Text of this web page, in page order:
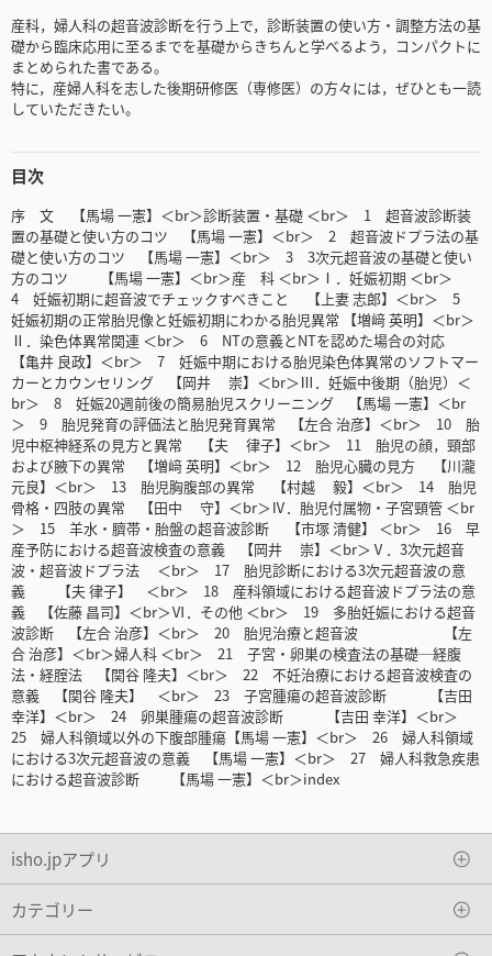
産科，婦人科の超音波診断を行う上で，診断装置の使い方・調整方法の基
礎から臨床応用に至るまでを基礎からきちんと学べるよう，コンパクトに
まとめられた書である。
特に，産婦人科を志した後期研修医（専修医）の方々には，ぜひとも一読
していただきたい。
目次
序 文 【馬場 一憲】＜br＞診断装置・基礎 ＜br＞ 1 超音波診断装
置の基礎と使い方のコツ 【馬場 一憲】＜br＞ 2 超音波ドプラ法の基
礎と使い方のコツ 【馬場 一憲】＜br＞ 3 3次元超音波の基礎と使い
方のコツ 【馬場 一憲】＜br＞産 科 ＜br＞Ⅰ．妊娠初期 ＜br＞
4 妊娠初期に超音波でチェックすべきこと 【上妻 志郎】＜br＞ 5
妊娠初期の正常胎児像と妊娠初期にわかる胎児異常 【増﨑 英明】＜br＞
Ⅱ．染色体異常関連 ＜br＞ 6 NTの意義とNTを認めた場合の対応
【亀井 良政】＜br＞ 7 妊娠中期における胎児染色体異常のソフトマー
カーとカウンセリング 【岡井 崇】＜br＞Ⅲ．妊娠中後期（胎児）＜
br＞ 8 妊娠20週前後の簡易胎児スクリーニング 【馬場 一憲】＜br
＞ 9 胎児発育の評価法と胎児発育異常 【左合 治彦】＜br＞ 10 胎
児中枢神経系の見方と異常 【夫 律子】＜br＞ 11 胎児の顔，頸部
および腋下の異常 【増﨑 英明】＜br＞ 12 胎児心臓の見方 【川瀧
元良】＜br＞ 13 胎児胸腹部の異常 【村越 毅】＜br＞ 14 胎児
骨格・四肢の異常 【田中 守】＜br＞Ⅳ．胎児付属物・子宮頸管 ＜br
＞ 15 羊水・臍帯・胎盤の超音波診断 【市塚 清健】 ＜br＞ 16 早
産予防における超音波検査の意義 【岡井 崇】＜br＞Ⅴ．3次元超音
波・超音波ドプラ法 ＜br＞ 17 胎児診断における3次元超音波の意
義 【夫 律子】 ＜br＞ 18 産科領域における超音波ドプラ法の意
義 【佐藤 昌司】＜br＞Ⅵ．その他 ＜br＞ 19 多胎妊娠における超音
波診断 【左合 治彦】＜br＞ 20 胎児治療と超音波 【左
合 治彦】＜br＞婦人科 ＜br＞ 21 子宮・卵巣の検査法の基礎─経腹
法・経腟法 【関谷 隆夫】＜br＞ 22 不妊治療における超音波検査の
意義 【関谷 隆夫】 ＜br＞ 23 子宮腫瘍の超音波診断 【吉田
幸洋】＜br＞ 24 卵巣腫瘍の超音波診断 【吉田 幸洋】＜br＞
25 婦人科領域以外の下腹部腫瘍【馬場 一憲】＜br＞ 26 婦人科領域
における3次元超音波の意義 【馬場 一憲】＜br＞ 27 婦人科救急疾患
における超音波診断 【馬場 一憲】＜br＞index
isho.jpアプリ
カテゴリー